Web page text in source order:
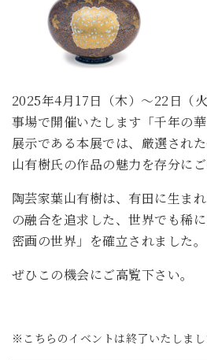
2025年4月17日（木）～22日（
事場で開催いたします「千年の
展示である本展では、厳選され
山有樹氏の作品の魅力を存分にご
陶芸家葉山有樹は、有田に生ま
の融合を追求した、世界でも稀
密画の世界」を確立されました。
ぜひこの機会にご高覧下さい。
※こちらのイベントは終了いたしまし